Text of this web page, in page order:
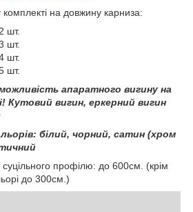
комплекті на довжину карниза:
шт.
шт.
шт.
шт.
апаратного вигину на
Кутовий вигин, еркерний вигин
білий, чорний, сатин (хром
профілю: до 600см. (крім
до 300см.)